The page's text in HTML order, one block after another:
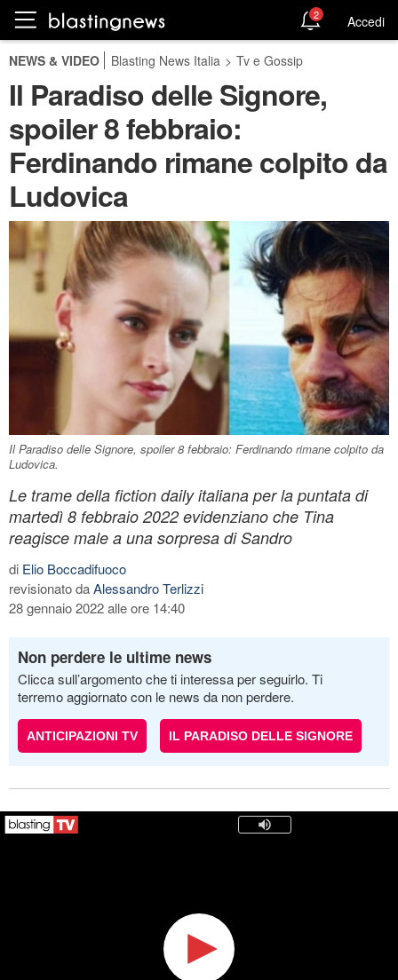
2 Accedi
NEWS & VIDEO Blasting News Italia > Tv e Gossip
Il Paradiso delle Signore,
spoiler 8 febbraio:
Ferdinando rimane colpito da
Ludovica
Il Paradiso delle Signore, spoiler 8 febbraio: Ferdinando rimane colpito da
Ludovica.
Le trame della fiction daily italiana per la puntata di
martedì 8 febbraio 2022 evidenziano che Tina
reagisce male a una sorpresa di Sandro
di Elio Boccadifuoco
revisionato daAlessandro Terlizzi
28 gennaio 2022 alle ore 14:40
Non perdere le ultime news
Clicca sull’argomento che ti interessa per seguirlo. Ti
terremo aggiornato con le news da non perdere.
ANTICIPAZIONI TV IL PARADISO DELLE SIGNORE